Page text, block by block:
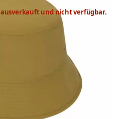
und nicht verfügbar.
ab 50€
wir zusammen mit unserem
Artikel inkl. Veredelung woanders
Versprochen.